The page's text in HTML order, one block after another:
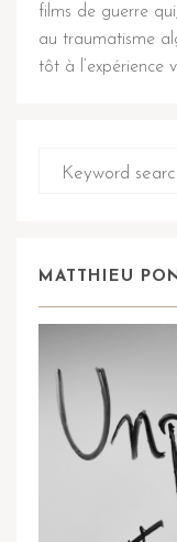
films de guerre
au traumatisme
tôt à l’expérience
MATTHIEU